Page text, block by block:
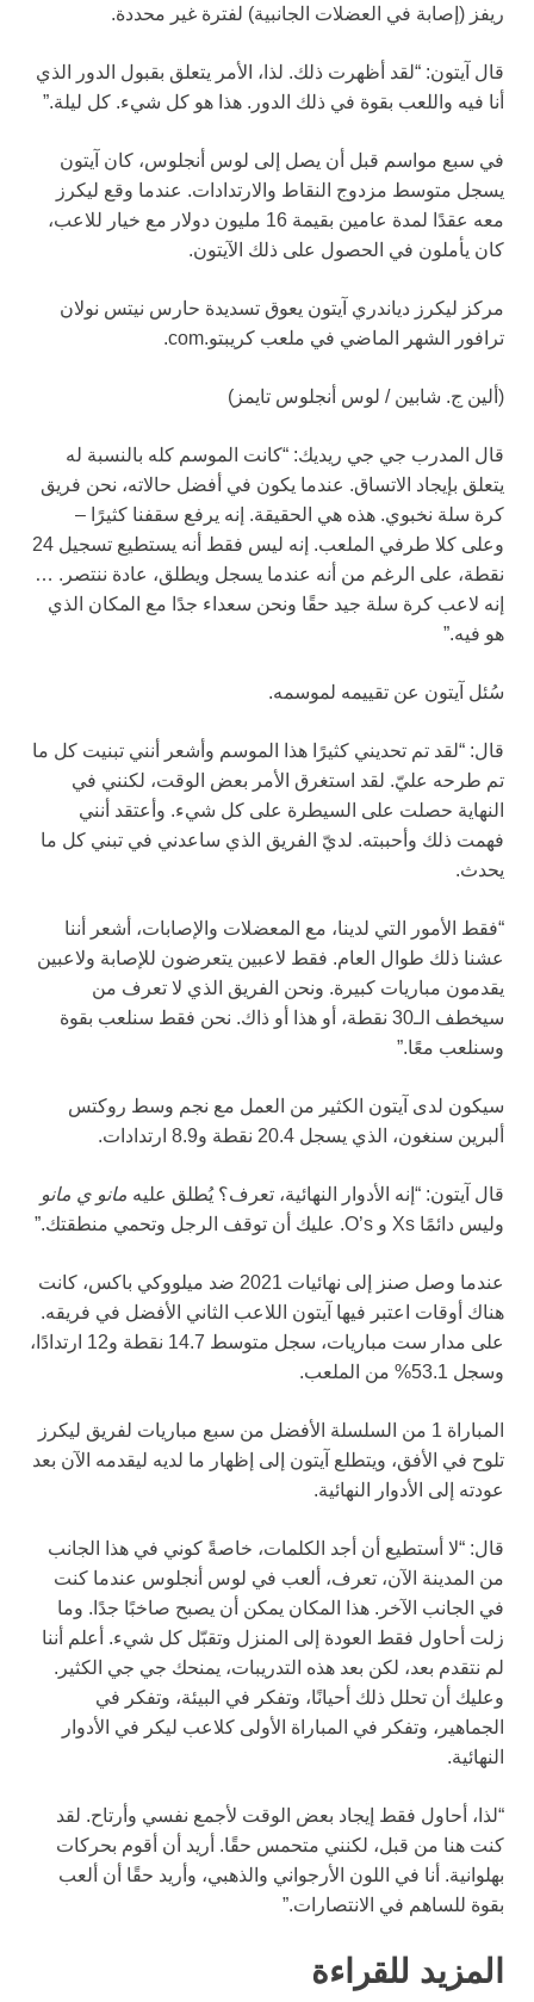
ريفز (إصابة في العضلات الجانبية) لفترة غير محددة.
قال آيتون: “لقد أظهرت ذلك. لذا، الأمر يتعلق بقبول الدور الذي
أنا فيه واللعب بقوة في ذلك الدور. هذا هو كل شيء. كل ليلة.”
في سبع مواسم قبل أن يصل إلى لوس أنجلوس، كان آيتون
يسجل متوسط مزدوج النقاط والارتدادات. عندما وقع ليكرز
معه عقدًا لمدة عامين بقيمة 16 مليون دولار مع خيار للاعب،
كان يأملون في الحصول على ذلك الآيتون.
مركز ليكرز دياندري آيتون يعوق تسديدة حارس نيتس نولان
ترافور الشهر الماضي في ملعب كريبتو.com.
(ألين ج. شابين / لوس أنجلوس تايمز)
قال المدرب جي جي ريديك: “كانت الموسم كله بالنسبة له
يتعلق بإيجاد الاتساق. عندما يكون في أفضل حالاته، نحن فريق
كرة سلة نخبوي. هذه هي الحقيقة. إنه يرفع سقفنا كثيرًا –
وعلى كلا طرفي الملعب. إنه ليس فقط أنه يستطيع تسجيل 24
نقطة، على الرغم من أنه عندما يسجل ويطلق، عادة ننتصر. …
إنه لاعب كرة سلة جيد حقًا ونحن سعداء جدًا مع المكان الذي
هو فيه.”
سُئل آيتون عن تقييمه لموسمه.
قال: “لقد تم تحديني كثيرًا هذا الموسم وأشعر أنني تبنيت كل ما
تم طرحه عليّ. لقد استغرق الأمر بعض الوقت، لكنني في
النهاية حصلت على السيطرة على كل شيء. وأعتقد أنني
فهمت ذلك وأحببته. لديّ الفريق الذي ساعدني في تبني كل ما
يحدث.
“فقط الأمور التي لدينا، مع المعضلات والإصابات، أشعر أننا
عشنا ذلك طوال العام. فقط لاعبين يتعرضون للإصابة ولاعبين
يقدمون مباريات كبيرة. ونحن الفريق الذي لا تعرف من
سيخطف الـ30 نقطة، أو هذا أو ذاك. نحن فقط سنلعب بقوة
وسنلعب معًا.”
سيكون لدى آيتون الكثير من العمل مع نجم وسط روكتس
ألبرين سنغون، الذي يسجل 20.4 نقطة و8.9 ارتدادات.
قال آيتون: “إنه الأدوار النهائية، تعرف؟ يُطلق عليه مانو ي مانو
وليس دائمًا Xs و O’s. عليك أن توقف الرجل وتحمي منطقتك.”
عندما وصل صنز إلى نهائيات 2021 ضد ميلووكي باكس، كانت
هناك أوقات اعتبر فيها آيتون اللاعب الثاني الأفضل في فريقه.
على مدار ست مباريات، سجل متوسط 14.7 نقطة و12 ارتدادًا،
وسجل 53.1% من الملعب.
المباراة 1 من السلسلة الأفضل من سبع مباريات لفريق ليكرز
تلوح في الأفق، ويتطلع آيتون إلى إظهار ما لديه ليقدمه الآن بعد
عودته إلى الأدوار النهائية.
قال: “لا أستطيع أن أجد الكلمات، خاصةً كوني في هذا الجانب
من المدينة الآن، تعرف، ألعب في لوس أنجلوس عندما كنت
في الجانب الآخر. هذا المكان يمكن أن يصبح صاخبًا جدًا. وما
زلت أحاول فقط العودة إلى المنزل وتقبّل كل شيء. أعلم أننا
لم نتقدم بعد، لكن بعد هذه التدريبات، يمنحك جي جي الكثير.
وعليك أن تحلل ذلك أحيانًا، وتفكر في البيئة، وتفكر في
الجماهير، وتفكر في المباراة الأولى كلاعب ليكر في الأدوار
النهائية.
“لذا، أحاول فقط إيجاد بعض الوقت لأجمع نفسي وأرتاح. لقد
كنت هنا من قبل، لكنني متحمس حقًا. أريد أن أقوم بحركات
بهلوانية. أنا في اللون الأرجواني والذهبي، وأريد حقًا أن ألعب
بقوة للساهم في الانتصارات.”
المزيد للقراءة